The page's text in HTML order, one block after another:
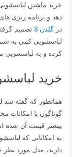
خرید ماشین لباسشویی
دهد و برنامه ریزی
درگلدن 8
تصمیم
لباسشویی کمی به
کرده و به لباسشویی
خرید
همانطور که گفته شد
گوناگون با امکانات
بیشتر قیمت آن شده
به امکاناتی که
دارید، مدل مورد نظر